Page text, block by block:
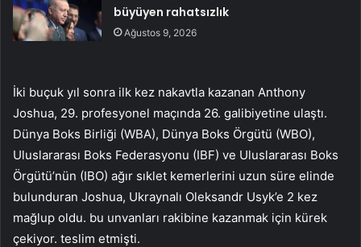
büyüyen rahatsızlık
Ağustos 9, 2026
İki buçuk yıl sonra ilk kez nakavtla kazanan Anthony
Joshua, 29. profesyonel maçında 26. galibiyetine ulaştı.
Dünya Boks Birliği (WBA), Dünya Boks Örgütü (WBO),
Uluslararası Boks Federasyonu (IBF) ve Uluslararası Boks
Örgütü’nün (IBO) ağır sıklet kemerlerini uzun süre elinde
bulunduran Joshua, Ukraynalı Oleksandr Usyk’e 2 kez
mağlup oldu. bu unvanları rakibine kazanmak için kürek
çekiyor. teslim etmişti.